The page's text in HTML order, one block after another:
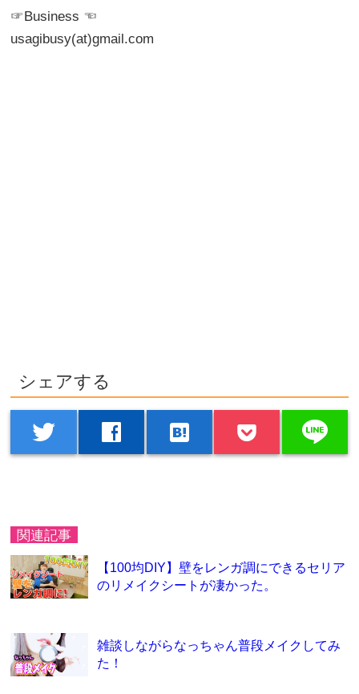
☞Business ☜
usagibusy(at)gmail.com
シェアする
twitter facebook hatenabookmark line
関連記事
【100均DIY】壁をレンガ調にできるセリア
のリメイクシートが凄かった。
雑談しながらなっちゃん普段メイクしてみ
た！